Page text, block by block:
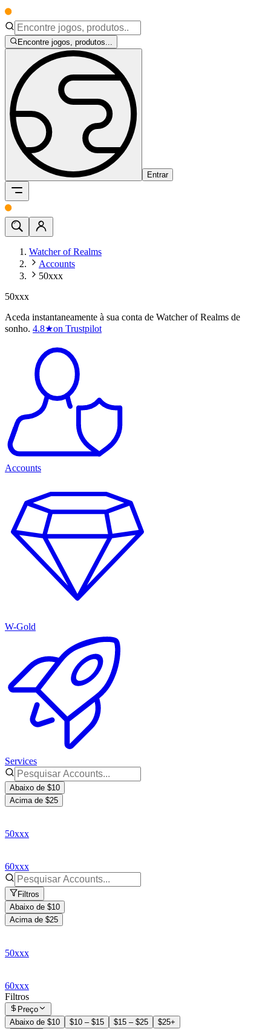
Encontre jogos, produtos...
Entrar
Watcher of Realms
Accounts
50xxx
50xxx
Aceda instantaneamente à sua conta de Watcher of Realms de
sonho. 4.8★on Trustpilot
Accounts
W-Gold
Services
Abaixo de $10
Acima de $25
50xxx
60xxx
Filtros
Abaixo de $10
Acima de $25
50xxx
60xxx
Filtros
Preço
Abaixo de $10
$10 – $15 $15 – $25 $25+